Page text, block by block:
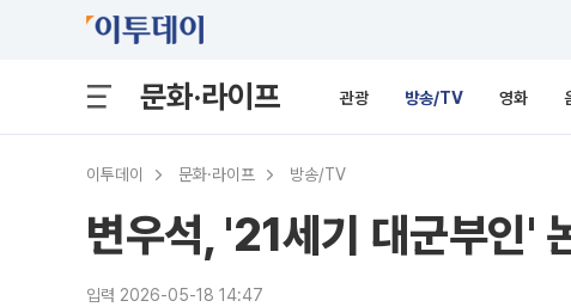
문화·라이프 관광 방송/TV 영화
이투데이 문화·라이프 방송/TV
변우석, '21세기 대군부인'
입력 2026-05-18 14:47